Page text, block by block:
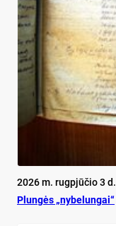
2026 m. rugpjūčio 3 d.
Plun­gės „ny­be­lun­gai“